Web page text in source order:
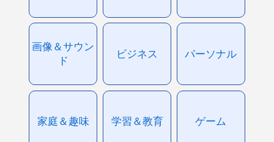
画像＆サウン
ド
ビジネス パーソナル
家庭＆趣味 学習＆教育 ゲーム